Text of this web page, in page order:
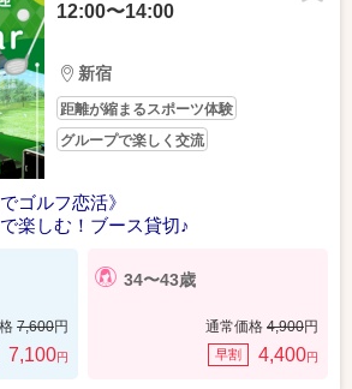
12:00〜14:00
新宿
距離が縮まるスポーツ体験
グループで楽しく交流
ゴルフ恋活》
楽しむ！ブース貸切♪
7,600円
7,100円
34〜43歳
通常価格 4,900円
早割 4,400円